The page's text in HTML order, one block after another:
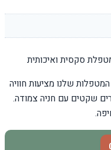
סקסית ואיכותית
שלנו מציעות חוויה
שקטים עם חניה צמודה.